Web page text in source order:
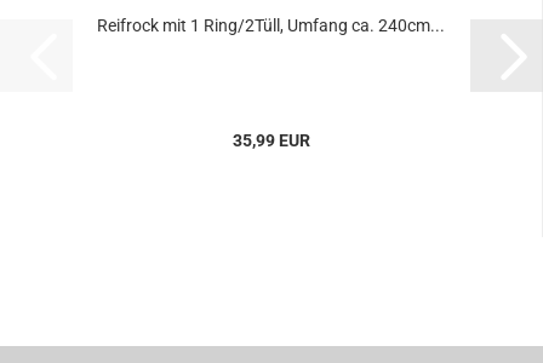
Reifrock mit 1 Ring/2Tüll, Umfang ca. 240cm...
35,99 EUR